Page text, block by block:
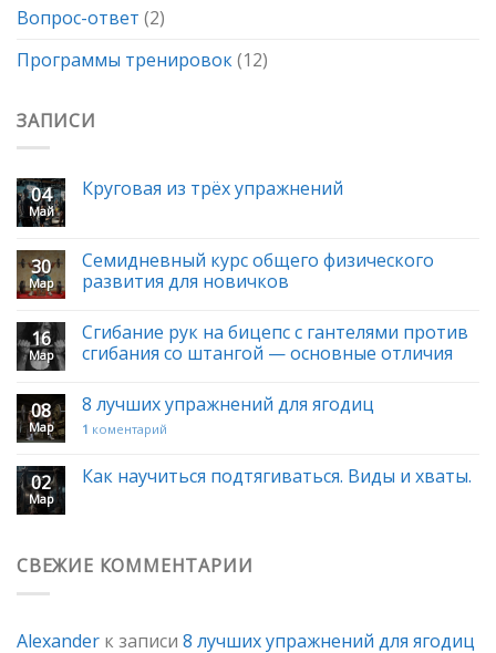
Вопрос-ответ (2)
Программы тренировок(12)
ЗАПИСИ
04
Май
Круговая из трёх упражнений
30
Мар
Семидневный курс общего физического
развития для новичков
16
Мар
Сгибание рук на бицепс с гантелями против
сгибания со штангой — основные отличия
08
Мар
8 лучших упражнений для ягодиц
1 коментарий
02
Мар
Как научиться подтягиваться. Виды и хваты.
СВЕЖИЕ КОММЕНТАРИИ
Alexander к записи 8 лучших упражнений для ягодиц